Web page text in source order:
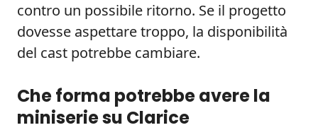
contro un possibile ritorno. Se il progetto
dovesse aspettare troppo, la disponibilità
del cast potrebbe cambiare.
Che forma potrebbe avere la
miniserie su Clarice